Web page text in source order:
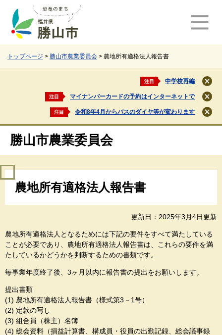
トップページ > 勝山市農業委員会 > 農地所有適格法人報告書
注目 中学校再編
閉
じ
る
注目 マイナンバーカードの予約はインターネットで
閉
じ
る
注目 令和8年4月からバスのダイヤ等が変わります
閉
じ
勝山市農業委員会
農地所有適格法人報告書
更新日：2025年3月4日更新
農地所有適格法人となるためには下記の要件をすべて満たしている
ことが必要であり、農地所有適格法人報告書は、これらの要件を満
たしているかどうかを判断するための書類です。
毎事業年度終了後、3ヶ月以内に報告書の提出をお願いします。
提出書類
(1) 農地所有適格法人報告書（様式第3－1号）
(2) 定款の写し
(3) 組合員（株主）名簿
(4) 総会資料（損益計算書、構成員・役員の出勤記録、総会議事録